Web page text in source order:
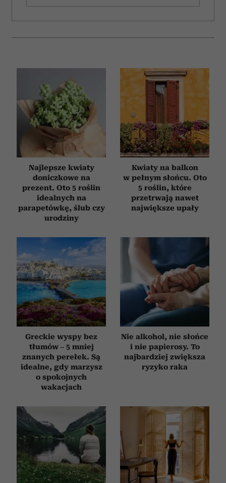
Najlepsze kwiaty
doniczkowe na
prezent. Oto 5 roślin
idealnych na
parapetówkę, ślub czy
urodziny
Kwiaty na balkon
w pełnym słońcu. Oto
5 roślin, które
przetrwają nawet
największe upały
Greckie wyspy bez
tłumów – 5 mniej
znanych perełek. Są
idealne, gdy marzysz
o spokojnych
wakacjach
Nie alkohol, nie słońce
i nie papierosy. To
najbardziej zwiększa
ryzyko raka